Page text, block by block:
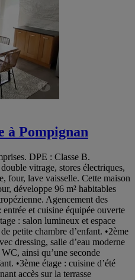
à Pompignan
DPE : Classe B.
vitrage, stores électriques,
four, lave vaisselle. Cette maison
développe 96 m² habitables
Agencement des
et cuisine équipée ouverte
: salon lumineux et espace
petite chambre d’enfant. •2ème
dressing, salle d’eau moderne
ainsi qu’une seconde
•3ème étage : cuisine d’été
accès sur la terrasse